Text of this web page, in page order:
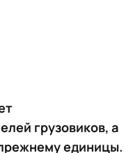
грузовиков, а
единицы.